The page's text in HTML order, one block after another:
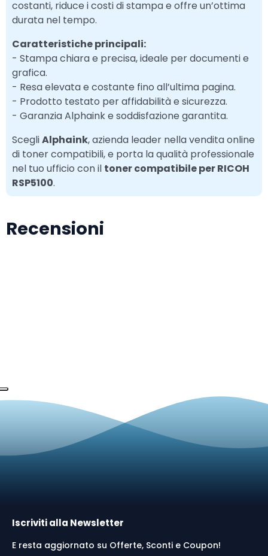
costanti, riduce i costi di stampa e offre un’ottima
durata nel tempo.
Caratteristiche principali:
- Stampa chiara e precisa, ideale per documenti e
grafica.
- Resa elevata e costante fino all’ultima pagina.
- Prodotto testato per affidabilità e sicurezza.
- Garanzia Alphaink e soddisfazione garantita.
ScegliAlphaink, azienda leader nella vendita online
di toner compatibili, e porta la qualità professionale
nel tuo ufficio con il toner compatibile per RICOH
RSP5100.
Recensioni
Iscriviti alla Newsletter
E resta aggiornato su Offerte, Sconti e Coupon!